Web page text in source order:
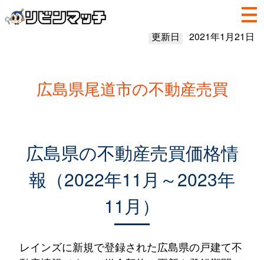
更新日 2021年1月21日
広島県尾道市の不動産売買
広島県の不動産売買価格情
報（2022年11月～2023年
11月）
レインズに新規で登録された広島県の戸建て不